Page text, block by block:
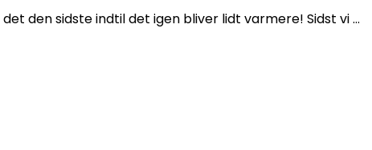
den sidste indtil det igen bliver lidt varmere! Sidst vi …